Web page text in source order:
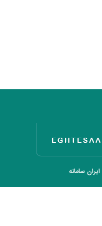
ایران سامانه